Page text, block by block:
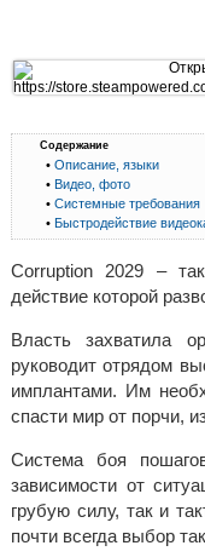
Содержание
•Описание, языки
• Видео, фото
•Системные требования
• Быстродействие
Corruption 2029 –
действие которой
Власть захватила
руководит отрядом
имплантами. Им
спасти мир от порчи,
Система боя
зависимости от
грубую силу, так и
почти всегда выбор